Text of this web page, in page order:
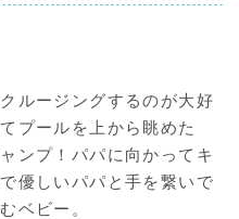
ルージングするのが大好
プールを上から眺めた
ンプ！パパに向かってキ
優しいパパと手を繋いで
ベビー。